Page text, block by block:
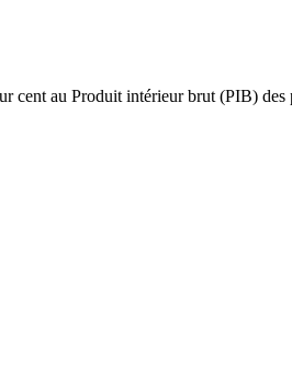
au Produit intérieur brut (PIB) des